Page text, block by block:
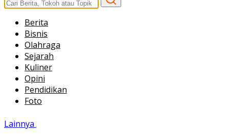
Berita
Bisnis
Olahraga
Sejarah
Kuliner
Opini
Pendidikan
Foto
Lainnya